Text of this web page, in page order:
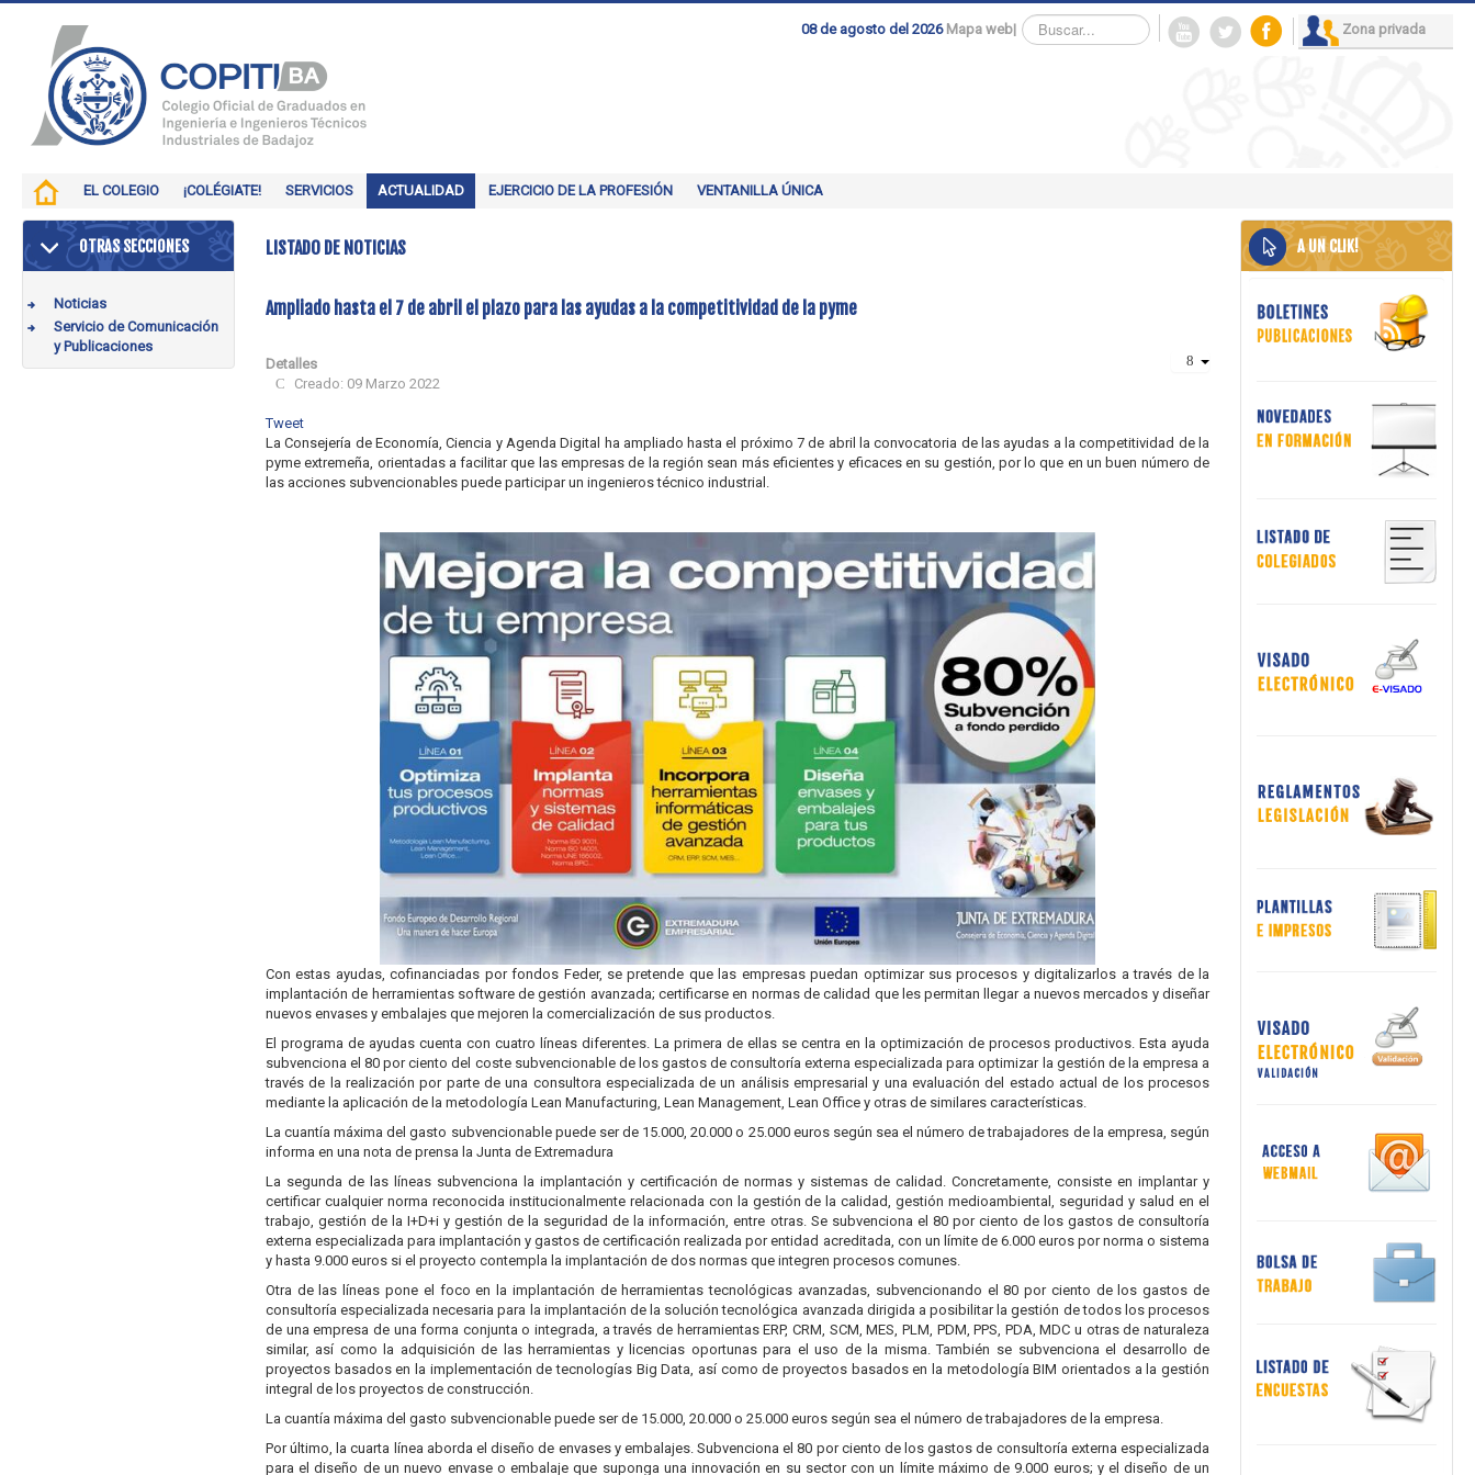
08 de agosto del 2026 Mapa web| Buscar... Zona privada
EL COLEGIO ¡COLÉGIATE! SERVICIOS ACTUALIDAD EJERCICIO DE LA PROFESIÓN VENTANILLA ÚNICA
OTRAS SECCIONES
Noticias
Servicio de Comunicación
y Publicaciones
LISTADO DE NOTICIAS
Ampliado hasta el 7 de abril el plazo para las ayudas a la competitividad de la pyme
Detalles
Creado: 09 Marzo 2022
Tweet
La Consejería de Economía, Ciencia y Agenda Digital ha ampliado hasta el próximo 7 de abril la convocatoria de las ayudas a la competitividad de la
pyme extremeña, orientadas a facilitar que las empresas de la región sean más eficientes y eficaces en su gestión, por lo que en un buen número de
las acciones subvencionables puede participar un ingenieros técnico industrial.
Con estas ayudas, cofinanciadas por fondos Feder, se pretende que las empresas puedan optimizar sus procesos y digitalizarlos a través de la
implantación de herramientas software de gestión avanzada; certificarse en normas de calidad que les permitan llegar a nuevos mercados y diseñar
nuevos envases y embalajes que mejoren la comercialización de sus productos.
El programa de ayudas cuenta con cuatro líneas diferentes. La primera de ellas se centra en la optimización de procesos productivos. Esta ayuda
subvenciona el 80 por ciento del coste subvencionable de los gastos de consultoría externa especializada para optimizar la gestión de la empresa a
través de la realización por parte de una consultora especializada de un análisis empresarial y una evaluación del estado actual de los procesos
mediante la aplicación de la metodología Lean Manufacturing, Lean Management, Lean Office y otras de similares características.
La cuantía máxima del gasto subvencionable puede ser de 15.000, 20.000 o 25.000 euros según sea el número de trabajadores de la empresa, según
informa en una nota de prensa la Junta de Extremadura
La segunda de las líneas subvenciona la implantación y certificación de normas y sistemas de calidad. Concretamente, consiste en implantar y
certificar cualquier norma reconocida institucionalmente relacionada con la gestión de la calidad, gestión medioambiental, seguridad y salud en el
trabajo, gestión de la I+D+i y gestión de la seguridad de la información, entre otras. Se subvenciona el 80 por ciento de los gastos de consultoría
externa especializada para implantación y gastos de certificación realizada por entidad acreditada, con un límite de 6.000 euros por norma o sistema
y hasta 9.000 euros si el proyecto contempla la implantación de dos normas que integren procesos comunes.
Otra de las líneas pone el foco en la implantación de herramientas tecnológicas avanzadas, subvencionando el 80 por ciento de los gastos de
consultoría especializada necesaria para la implantación de la solución tecnológica avanzada dirigida a posibilitar la gestión de todos los procesos
de una empresa de una forma conjunta o integrada, a través de herramientas ERP, CRM, SCM, MES, PLM, PDM, PPS, PDA, MDC u otras de naturaleza
similar, así como la adquisición de las herramientas y licencias oportunas para el uso de la misma. También se subvenciona el desarrollo de
proyectos basados en la implementación de tecnologías Big Data, así como de proyectos basados en la metodología BIM orientados a la gestión
integral de los proyectos de construcción.
La cuantía máxima del gasto subvencionable puede ser de 15.000, 20.000 o 25.000 euros según sea el número de trabajadores de la empresa.
Por último, la cuarta línea aborda el diseño de envases y embalajes. Subvenciona el 80 por ciento de los gastos de consultoría externa especializada
para el diseño de un nuevo envase o embalaje que suponga una innovación en su sector con un límite máximo de 9.000 euros; y el diseño de un
A UN CLIK!